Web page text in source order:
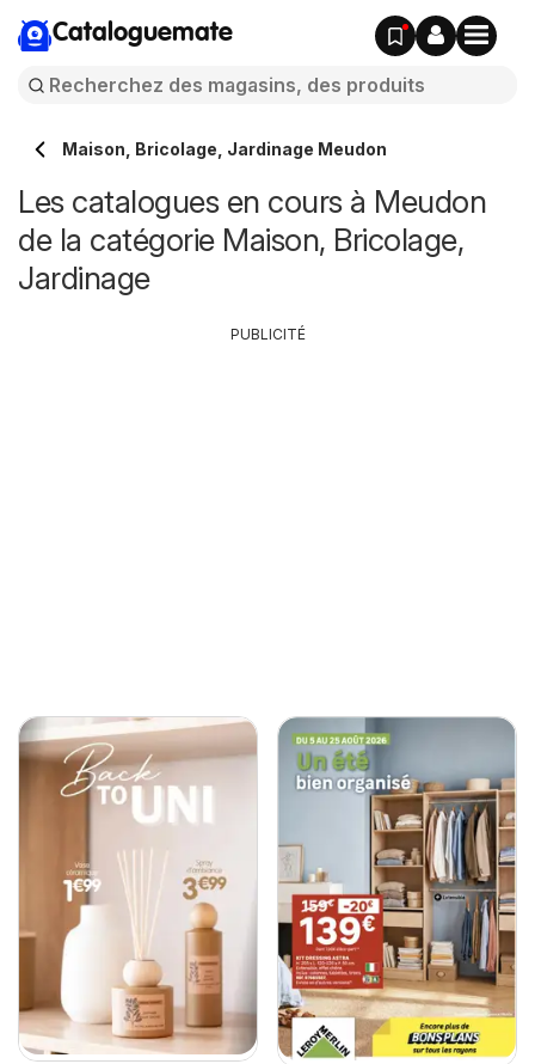
Cataloguemate
Maison, Bricolage, Jardinage Meudon
Les catalogues en cours à Meudon
de la catégorie Maison, Bricolage,
Jardinage
PUBLICITÉ